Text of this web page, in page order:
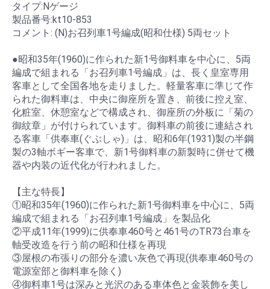
タイプ:Nゲージ
製品番号:kt10-853
コメント: (N)お召列車1号編成(昭和仕様) 5両セット
●昭和35年(1960)に作られた新1号御料車を中心に、5両
編成で組まれる「お召列車1号編成」は、長く皇室専用
客車として全国各地を走りました。軽量客車に準じて作
られた御料車は、中央に御座所を置き、前後に控え室、
化粧室、休憩室などで構成され、御座所の外板に「菊の
御紋章」が付けられています。御料車の前後に連結され
る客車「供奉車(ぐぶしゃ)」は、昭和6年(1931)製の半鋼
製の3軸ボギー客車で、新1号御料車の新製時に併せて機
器や内装の近代化が行われました。
【主な特長】
①昭和35年(1960)に作られた新1号御料車を中心に、5両
編成で組まれる「お召列車1号編成」を製品化
②平成11年(1999)に供奉車460号と461号のTR73台車を
軸受改造を行う前の昭和仕様を再現
③屋根の布張りの部分を濃い灰色で再現(供奉車460号の
電源室部と御料車を除く)
④御料車1号は深みと光沢のある車体色と金装飾を美し